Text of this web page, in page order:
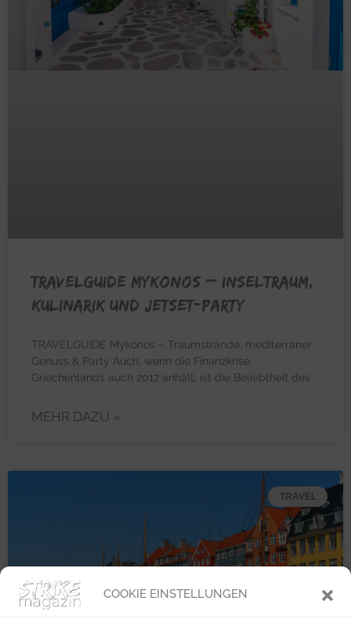
COOKIE EINSTELLUNGEN
TRAVELGUIDE MYKONOS – Inseltraum,
Kulinarik und Jetset-Party
TRAVELGUIDE Mykonos – Traumstrände, mediterraner
Genuss & Party Auch, wenn die Finanzkrise
Griechenlands auch 2017 anhält, ist die Beliebtheit des
MEHR DAZU »
TRAVEL